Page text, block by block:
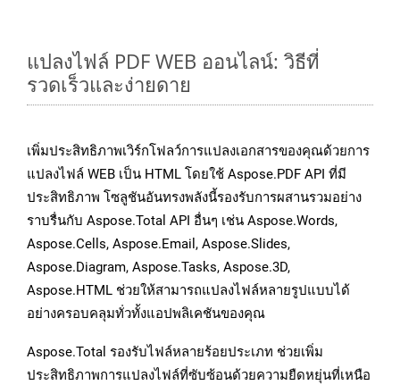
แปลงไฟล์ PDF WEB ออนไลน์: วิธีที่
รวดเร็วและง่ายดาย
เพิ่มประสิทธิภาพเวิร์กโฟลว์การแปลงเอกสารของคุณด้วยการ
แปลงไฟล์ WEB เป็น HTML โดยใช้ Aspose.PDF API ที่มี
ประสิทธิภาพ โซลูชันอันทรงพลังนี้รองรับการผสานรวมอย่าง
ราบรื่นกับ Aspose.Total API อื่นๆ เช่น Aspose.Words,
Aspose.Cells, Aspose.Email, Aspose.Slides,
Aspose.Diagram, Aspose.Tasks, Aspose.3D,
Aspose.HTML ช่วยให้สามารถแปลงไฟล์หลายรูปแบบได้
อย่างครอบคลุมทั่วทั้งแอปพลิเคชันของคุณ
Aspose.Total รองรับไฟล์หลายร้อยประเภท ช่วยเพิ่ม
ประสิทธิภาพการแปลงไฟล์ที่ซับซ้อนด้วยความยืดหยุ่นที่เหนือ